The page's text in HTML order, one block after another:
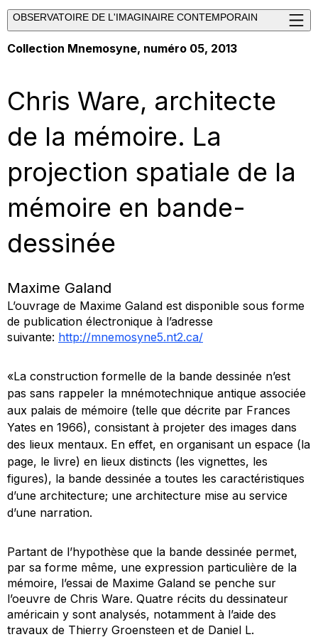
OBSERVATOIRE DE L'IMAGINAIRE CONTEMPORAIN
Collection Mnemosyne, numéro 05, 2013
Chris Ware, architecte
de la mémoire. La
projection spatiale de la
mémoire en bande-
dessinée
Maxime Galand
L’ouvrage de Maxime Galand est disponible sous forme
de publication électronique à l’adresse
suivante: http://mnemosyne5.nt2.ca/
«La construction formelle de la bande dessinée n’est
pas sans rappeler la mnémotechnique antique associée
aux palais de mémoire (telle que décrite par Frances
Yates en 1966), consistant à projeter des images dans
des lieux mentaux. En effet, en organisant un espace (la
page, le livre) en lieux distincts (les vignettes, les
figures), la bande dessinée a toutes les caractéristiques
d’une architecture; une architecture mise au service
d’une narration.
Partant de l’hypothèse que la bande dessinée permet,
par sa forme même, une expression particulière de la
mémoire, l’essai de Maxime Galand se penche sur
l’oeuvre de Chris Ware. Quatre récits du dessinateur
américain y sont analysés, notamment à l’aide des
travaux de Thierry Groensteen et de Daniel L.